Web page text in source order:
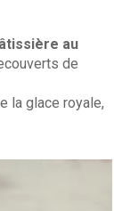
au
de
la glace royale,